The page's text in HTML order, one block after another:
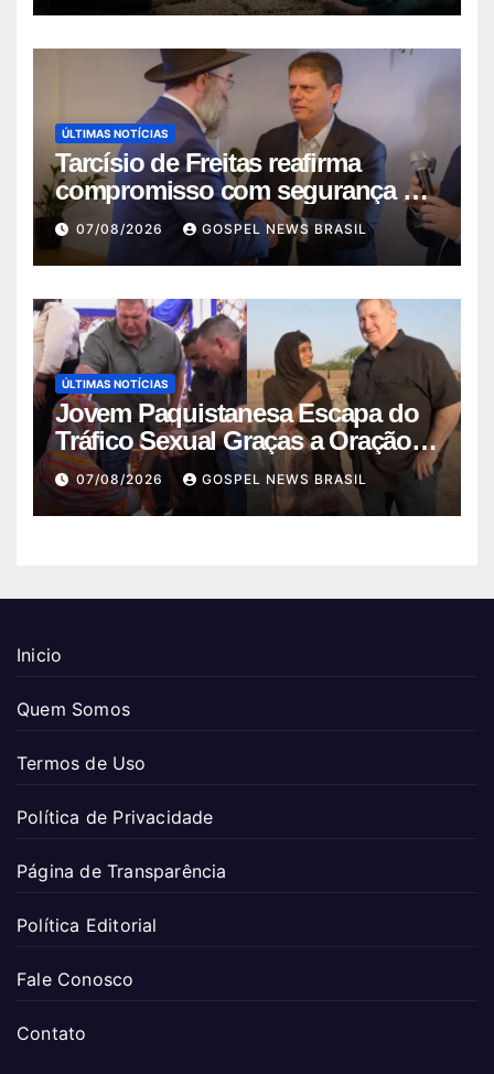
ÚLTIMAS NOTÍCIAS
Tarcísio de Freitas reafirma
compromisso com segurança da
comunid…
07/08/2026 GOSPEL NEWS BRASIL
ÚLTIMAS NOTÍCIAS
Jovem Paquistanesa Escapa do
Tráfico Sexual Graças a Oração e
I…07/08/2026 GOSPEL NEWS BRASIL
Inicio
Quem Somos
Termos de Uso
Política de Privacidade
Página de Transparência
Política Editorial
Fale Conosco
Contato